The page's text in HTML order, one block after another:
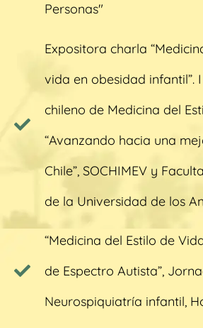
Personas"
Expositora charla
vida en obesidad infantil”.
chileno de Medicina del
“Avanzando hacia una
Chile”, SOCHIMEV y
de la Universidad de los
“Medicina del Estilo de
de Espectro Autista”,
Neurospiquiatría infantil,